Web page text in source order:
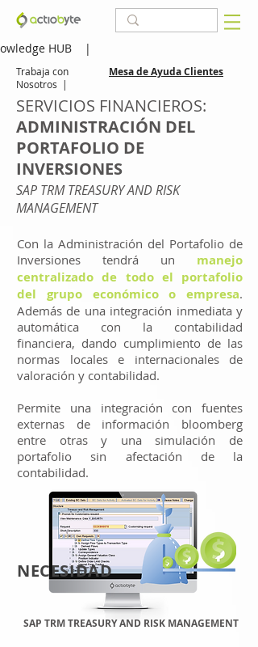
HUB |
Trabaja con
Nosotros |
Mesa de Ayuda Clientes
SERVICIOS FINANCIEROS:
ADMINISTRACIÓN DEL
PORTAFOLIO DE
INVERSIONES
SAP TRM TREASURY AND RISK
MANAGEMENT
Con la Administración del Portafolio de
Inversiones tendrá un manejo
centralizado de todo el portafolio
del grupo económico o empresa.
Además de una integración inmediata y
automática con la contabilidad
financiera, dando cumplimiento de las
normas locales e internacionales de
valoración y contabilidad.
Permite una integración con fuentes
externas de información bloomberg
entre otras y una simulación de
portafolio sin afectación de la
contabilidad.
SAP TRM TREASURY AND RISK MANAGEMENT
NECESIDAD